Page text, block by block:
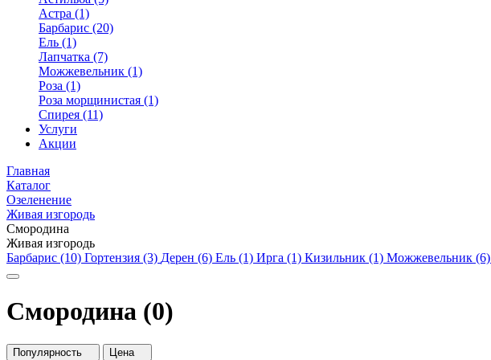
Астра (1)
Барбарис (20)
Ель (1)
Лапчатка (7)
Можжевельник (1)
Роза (1)
Роза морщинистая (1)
Спирея (11)
Услуги
Акции
Главная
Каталог
Озеленение
Живая изгородь
Смородина
Живая изгородь
Барбарис (10) Гортензия (3) Дерен (6) Ель (1) Ирга (1) Кизильник (1) Можжевельник (6)
Смородина (0)
Популярность Цена